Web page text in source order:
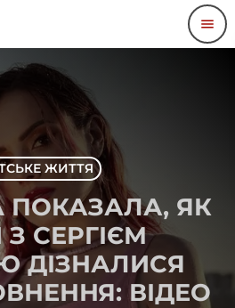
menu
ЖИТТЯ
ПОКАЗАЛА, ЯК
СЕРГІЄМ
ДІЗНАЛИСЯ
ВІДЕО